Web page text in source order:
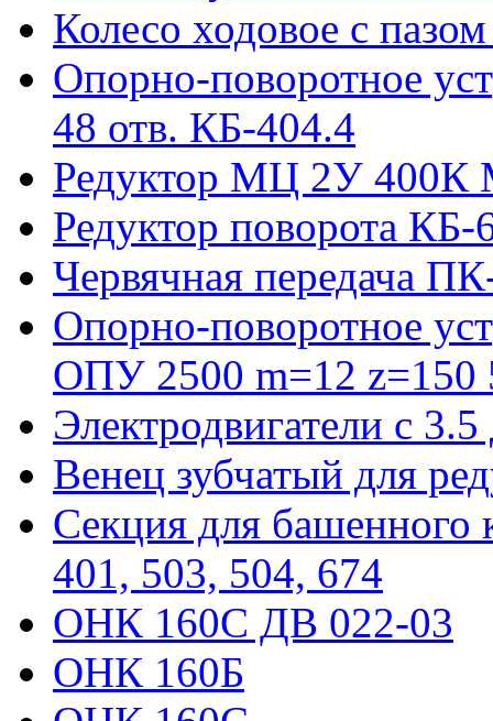
Колесо ходовое с
Опорно-поворотное
48 отв. КБ-404.4
Редуктор МЦ 2У 400К
Редуктор поворота КБ-
Червячная передача
Опорно-поворотное
ОПУ 2500 m=12 z=150
Электродвигатели с
Венец зубчатый для
Секция для башенного
401, 503, 504, 674
ОНК 160С ДВ 022-03
ОНК 160Б